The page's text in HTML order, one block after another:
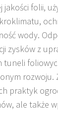
folii,
wody.
zysków z
tuneli
rozwoju.
praktyk
ale także